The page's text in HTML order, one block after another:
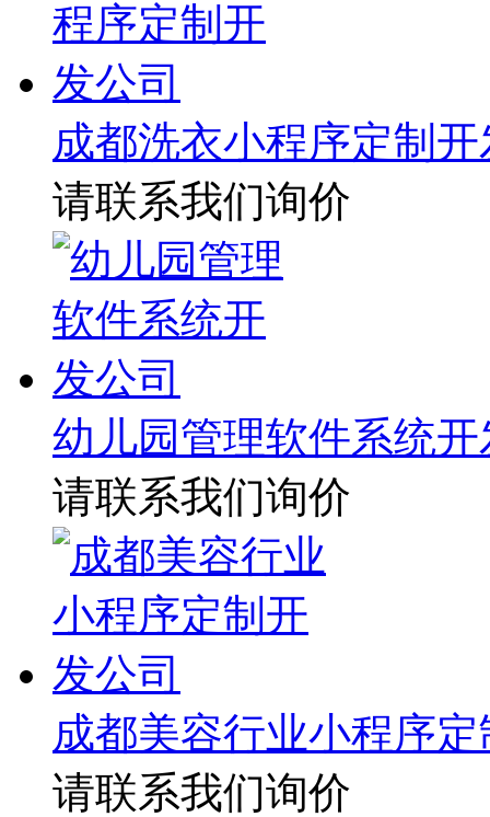
成都洗衣小程序定制
请联系我们询价
幼儿园管理软件系统
请联系我们询价
成都美容行业小程序
请联系我们询价